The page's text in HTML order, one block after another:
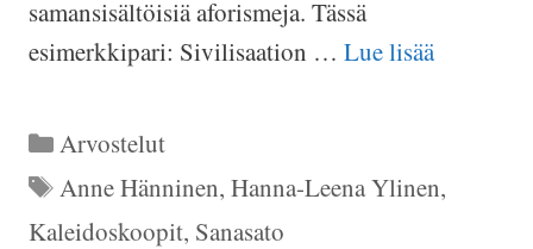
samansisältöisiä aforismeja. Tässä
esimerkkipari: Sivilisaation … Lue lisää
Kategoriat
Arvostelut
Avainsanat
Anne Hänninen, Hanna-Leena Ylinen,
Kaleidoskoopit, Sanasato